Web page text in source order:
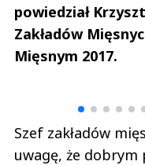
powiedział
Zakładów
Mięsnym 2017.
Szef zakładów
uwagę, że dobrym
Andrzej i Marta